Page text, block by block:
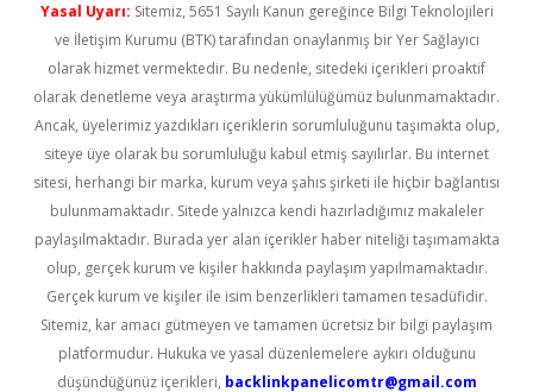
Yasal Uyarı: Sitemiz, 5651 Sayılı Kanun gereğince Bilgi Teknolojileri
ve İletişim Kurumu (BTK) tarafından onaylanmış bir Yer Sağlayıcı
olarak hizmet vermektedir. Bu nedenle, sitedeki içerikleri proaktif
olarak denetleme veya araştırma yükümlülüğümüz bulunmamaktadır.
Ancak, üyelerimiz yazdıkları içeriklerin sorumluluğunu taşımakta olup,
siteye üye olarak bu sorumluluğu kabul etmiş sayılırlar. Bu internet
sitesi, herhangi bir marka, kurum veya şahıs şirketi ile hiçbir bağlantısı
bulunmamaktadır. Sitede yalnızca kendi hazırladığımız makaleler
paylaşılmaktadır. Burada yer alan içerikler haber niteliği taşımamakta
olup, gerçek kurum ve kişiler hakkında paylaşım yapılmamaktadır.
Gerçek kurum ve kişiler ile isim benzerlikleri tamamen tesadüfidir.
Sitemiz, kar amacı gütmeyen ve tamamen ücretsiz bir bilgi paylaşım
platformudur. Hukuka ve yasal düzenlemelere aykırı olduğunu
düşündüğünüz içerikleri, backlinkpanelicomtr@gmail.com